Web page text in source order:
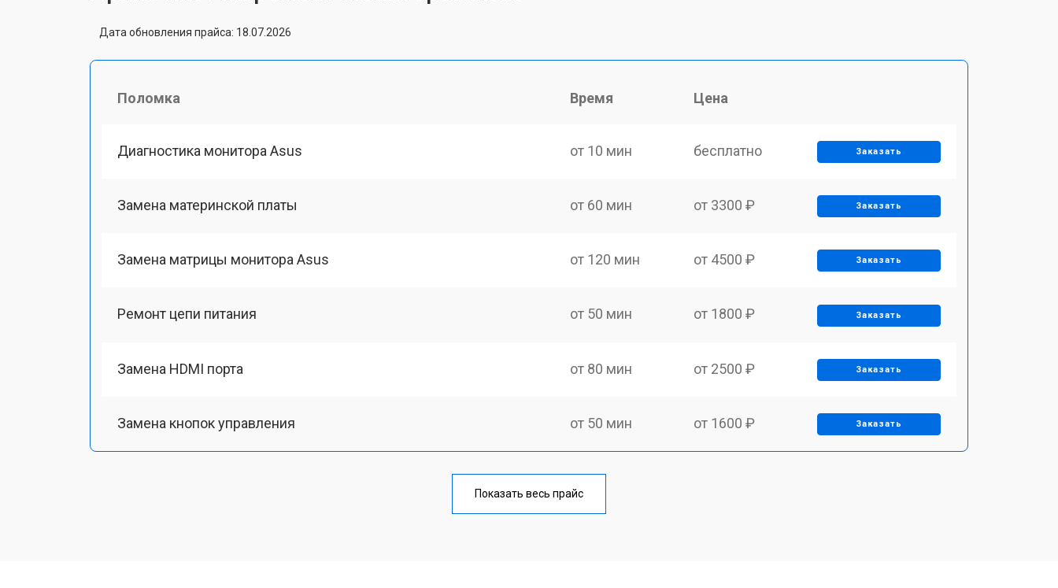
Дата обновления прайса: 18.07.2026
Поломка Время Цена
Диагностика монитора Asus от 10 мин бесплатно Заказать
Замена материнской платы от 60 мин от 3300 ₽ Заказать
Замена матрицы монитора Asus от 120 мин от 4500 ₽ Заказать
Ремонт цепи питания от 50 мин от 1800 ₽ Заказать
Замена HDMI порта от 80 мин от 2500 ₽ Заказать
Замена кнопок управления от 50 мин от 1600 ₽ Заказать
от 80 мин
Показать весь прайс